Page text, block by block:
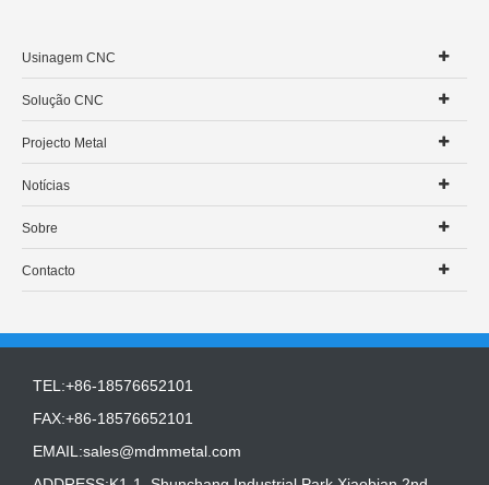
Usinagem CNC
Solução CNC
Projecto Metal
Notícias
Sobre
Contacto
TEL:+86-18576652101
FAX:+86-18576652101
EMAIL:sales@mdmmetal.com